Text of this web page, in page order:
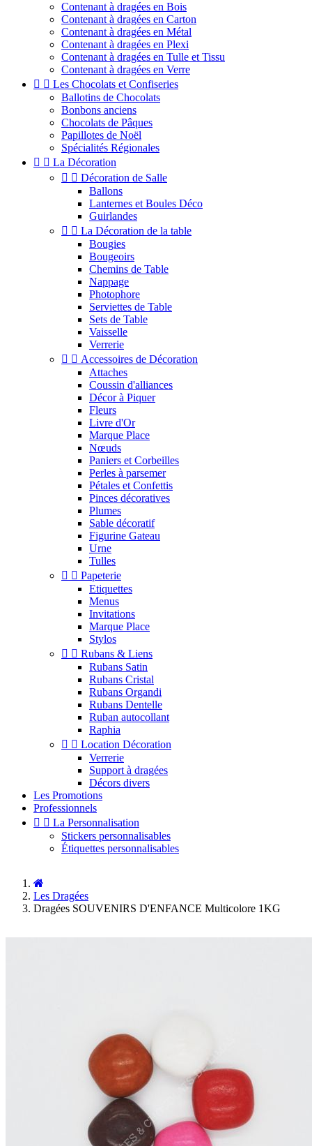
Contenant à dragées en Bois
Contenant à dragées en Carton
Contenant à dragées en Métal
Contenant à dragées en Plexi
Contenant à dragées en Tulle et Tissu
Contenant à dragées en Verre
  Les Chocolats et Confiseries
Ballotins de Chocolats
Bonbons anciens
Chocolats de Pâques
Papillotes de Noël
Spécialités Régionales
  La Décoration
  Décoration de Salle
Ballons
Lanternes et Boules Déco
Guirlandes
  La Décoration de la table
Bougies
Bougeoirs
Chemins de Table
Nappage
Photophore
Serviettes de Table
Sets de Table
Vaisselle
Verrerie
  Accessoires de Décoration
Attaches
Coussin d'alliances
Décor à Piquer
Fleurs
Livre d'Or
Marque Place
Nœuds
Paniers et Corbeilles
Perles à parsemer
Pétales et Confettis
Pinces décoratives
Plumes
Sable décoratif
Figurine Gateau
Urne
Tulles
  Papeterie
Etiquettes
Menus
Invitations
Marque Place
Stylos
  Rubans & Liens
Rubans Satin
Rubans Cristal
Rubans Organdi
Rubans Dentelle
Ruban autocollant
Raphia
  Location Décoration
Verrerie
Support à dragées
Décors divers
Les Promotions
Professionnels
  La Personnalisation
Stickers personnalisables
Étiquettes personnalisables
Les Dragées
Dragées SOUVENIRS D'ENFANCE Multicolore 1KG